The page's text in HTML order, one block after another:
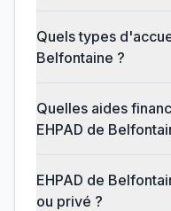
Quels types
Belfontaine ?
Quelles aides
EHPAD de
EHPAD de
ou privé ?